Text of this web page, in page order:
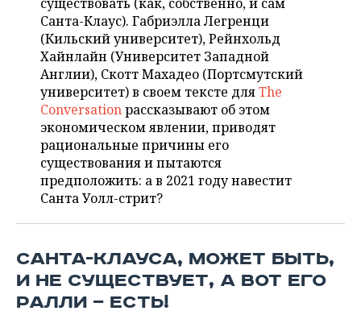
Санта-Клаус). Габриэлла Легренци
(Кильский университет), Рейнхольд
Хайнлайн (Университет Западной
Англии), Скотт Махадео (Портсмутский
университет) в своем тексте дляThe
Conversationрассказывают об этом
экономическом явлении, приводят
рациональные причины его
существования и пытаются
предположить: а в 2021 году навестит
Санта Уолл-стрит?
САНТА-КЛАУСА, МОЖЕТ БЫТЬ,
И НЕ СУЩЕСТВУЕТ, А ВОТ ЕГО
РАЛЛИ — ЕСТЬ!